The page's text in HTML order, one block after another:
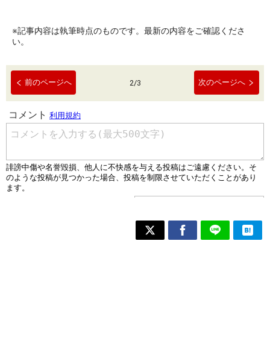
※記事内容は執筆時点のものです。最新の内容をご確認くださ
い。
前のページへ 2/3 次のページへ